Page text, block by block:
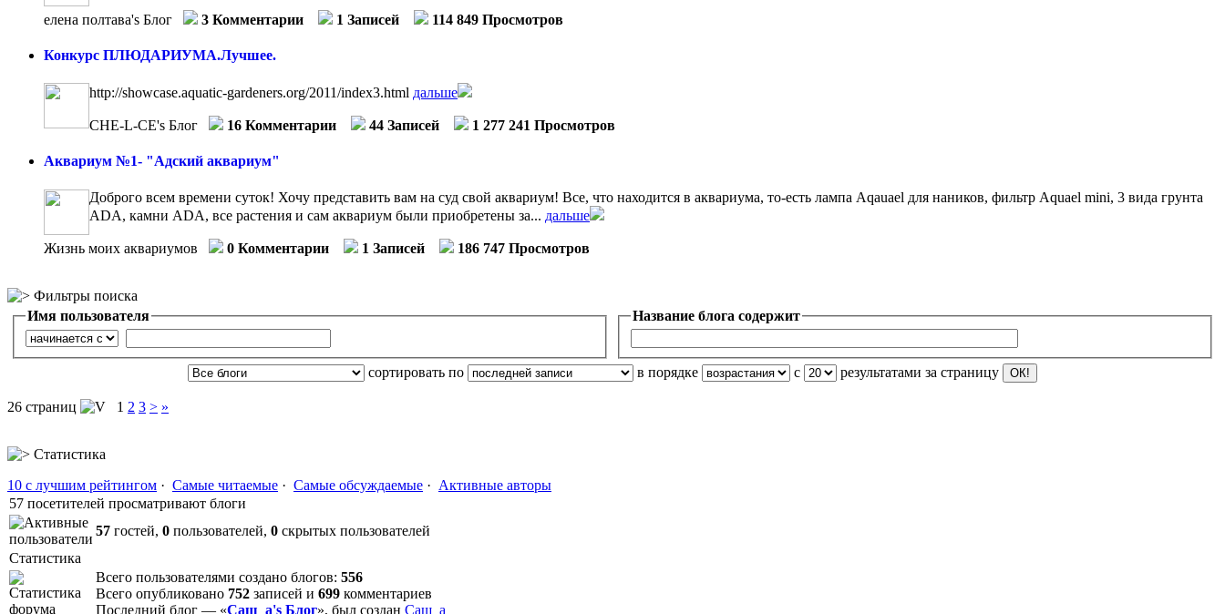
елена полтава's Блог 3 Комментарии 1 Записей 114 849 Просмотров
Конкурс ПЛЮДАРИУМА.Лучшее.
http://showcase.aquatic-gardeners.org/2011/index3.html дальше
CHE-L-CE's Блог 16 Комментарии 44 Записей 1 277 241 Просмотров
Аквариум №1- "Адский аквариум"
Доброго всем времени суток! Хочу представить вам на суд свой аквариум! Все, что находится в аквариума, то-есть лампа Aqauael для наников, фильтр Aquael mini, 3 вида грунта
ADA, камни ADA, все растения и сам аквариум были приобретены за... дальше
Жизнь моих аквариумов 0 Комментарии 1 Записей 186 747 Просмотров
Фильтры поиска
Имя пользователя
Название блога содержит
сортировать по в порядке с результатами за страницу
26 страниц 1 2 3 > »
Статистика
10 с лучшим рейтингом · Самые читаемые · Самые обсуждаемые · Активные авторы
57 посетителей просматривают блоги
57 гостей, 0 пользователей, 0 скрытых пользователей
Статистика
Всего пользователями создано блогов: 556
Всего опубликовано 752 записей и 699 комментариев
Последний блог — «Саш_а's Блог», был создан Саш_а